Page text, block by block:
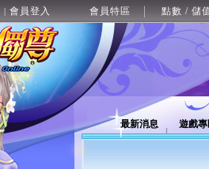
| 會員登入 會員特區 點數 / 儲
最新消息 遊戲